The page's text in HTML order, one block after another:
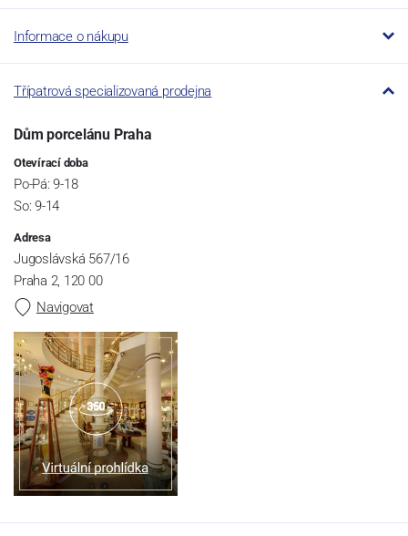
Informace o nákupu
Třípatrová specializovaná prodejna
Dům porcelánu Praha
Otevírací doba
Po-Pá: 9-18
So: 9-14
Adresa
Jugoslávská 567/16
Praha 2, 120 00
Navigovat